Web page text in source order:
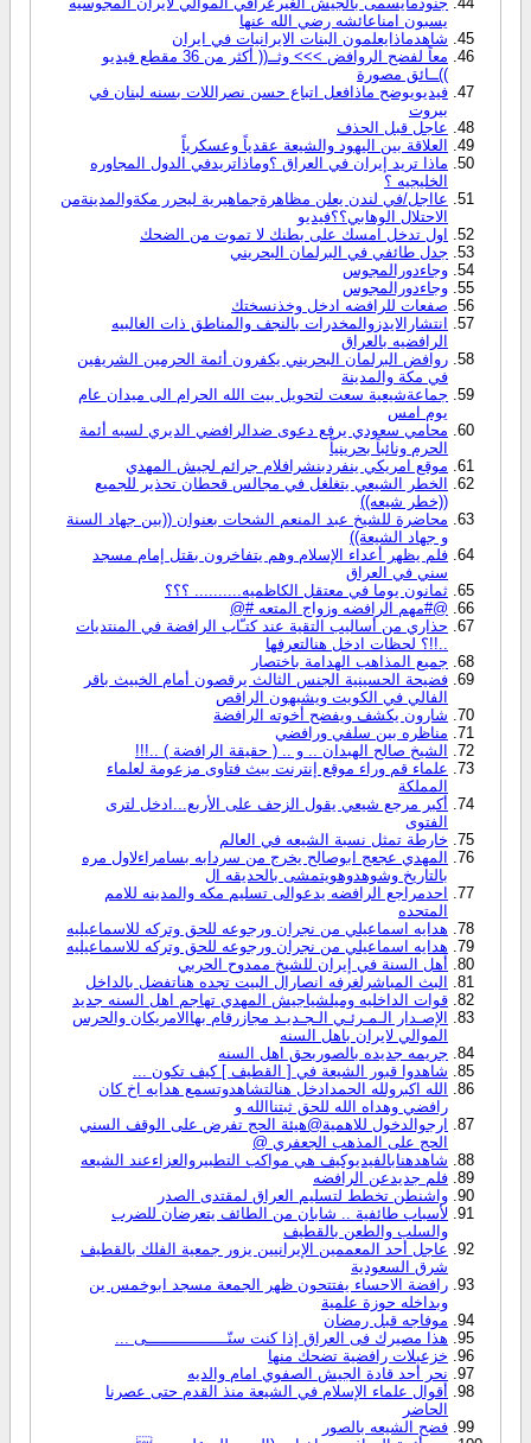
يسبون امناعائشه رضي الله عنها
شاهدماذايعلمون البنات الايرانيات في ايران
معاً لفضح الروافض >>> وثــ(( أكثر من 36 مقطع فيديو
))ــائق مصورة
فيديويوضح ماذافعل اتباع حسن نصراللات بسنه لبنان في
بيروت
عاجل قبل الحذف
العلاقة بين اليهود والشيعة عقدياً وعسكرياً
ماذا تريد إيران في العراق ؟وماذاتريدفي الدول المجاوره
الخليجيه ؟
عااجل/في لندن يعلن مظاهرةجماهيرية ليحرر مكةوالمدينةمن
الاحتلال الوهابي؟؟فيديو
اول تدخل امسك على بطنك لا تموت من الضحك
جدل طائفي في البرلمان البحريني
وجاءدورالمجوس
وجاءدورالمجوس
صفعات للرافضه ادخل وخذنسختك
انتشارالايدزوالمخدرات بالنجف والمناطق ذات الغالبيه
الرافضيه بالعراق
روافض البرلمان البحريني يكفرون أئمة الحرمين الشريفين
في مكة والمدينة
جماعةشيعية سعت لتحويل بيت الله الحرام الى ميدان عام
يوم امس
محامي سعودي يرفع دعوى ضدالرافضي الديري لسبه أئمة
الحرم ونائباً بحرينياً
موقع امريكي ينفردبنشرافلام جرائم لجيش المهدي
الخطر الشيعي يتغلغل في مجالس قحطان تحذير للجميع
((خطر شيعه))
محاضرة للشيخ عبد المنعم الشحات بعنوان ((بين جهاد السنة
و جهاد الشيعة))
فلم يظهر أعداء الإسلام وهم يتفاخرون بقتل إمام مسجد
سني في العراق
ثمانون يوما في معتقل الكاظميه.......... ؟؟؟
@#مهم الرافضه وزواج المتعه #@
حذاري من أساليب التقية عند كتـّاب الرافضة في المنتديات
..!!؟ لحظات ادخل هنالتعرفها
جميع المذاهب الهدامة باختصار
فضيحة الحسينية الجنس الثالث يرقصون أمام الخبيث باقر
الفالي في الكويت ويشبهون الراقص
شارون يكشف ويفضح أخوته الرافضة
مناظره بين سلفي ورافضي
الشيخ صالح الهبدان .. و .. ( حقيقة الرافضة ) ..!!!
علماء قم وراء موقع إنترنت يبث فتاوى مزعومة لعلماء
المملكة
أكبر مرجع شيعي يقول الزحف على الأربع...ادخل لترى
الفتوى
خارطة تمثل نسبة الشيعه في العالم
المهدي عجعج ابوصالح يخرج من سردابه بسامراءلاول مره
بالتاريخ وشوهدوهويتمشى بالحديقه ال
احدمراجع الرافضه يدعوالى تسليم مكه والمدينه للامم
المتحده
هدايه اسماعيلي من نجران ورجوعه للحق وتركه للاسماعيليه
هدايه اسماعيلي من نجران ورجوعه للحق وتركه للاسماعيليه
أهل السنة في إيران للشيخ ممدوح الحربي
البث المباشرلغرفه انصارال البيت تجده هناتفضل بالداخل
قوات الداخليه وميلشياجيش المهدي تهاجم اهل السنه جديد
الإصـدار الـمـرئـي الـجـديـد مجازرقام بهاالامريكان والحرس
الموالي لايران باهل السنه
جريمه جديده بالصوربحق اهل السنه
شاهدوا قبور الشيعة في [ القطيف ] كيف تكون ...
الله اكبرولله الحمدادخل هنالتشاهدوتسمع هدايه اخ كان
رافضي وهداه الله للحق ثبتناالله و
ارجوالدخول للاهمية@هيئة الحج تفرض على الوقف السني
الحج على المذهب الجعفري @
شاهدهنابالفيديوكيف هي مواكب التطبيروالعزاءعند الشيعه
فلم جديدعن الرافضه
واشنطن تخطط لتسليم العراق لمقتدى الصدر
لأسباب طائفية .. شابان من الطائف يتعرضان للضرب
والسلب والطعن بالقطيف
عاجل أحد المعممين الإيرانيين يزور جمعية الفلك بالقطيف
شرق السعودية
رافضة الاحساء يفتتحون ظهر الجمعة مسجد ابوخمس ين
وبداخله حوزة علمية
موفاجه قبل رمضان
هذا مصيرك فى العراق إذا كنت سنّـــــــــــــــــى ...
خزعبلات رافضية تضحك منها
نحر أحد قادة الجيش الصفوي امام والديه
أقوال علماء الإسلام في الشيعة منذ القدم حتى عصرنا
الحاضر
فضح الشيعه بالصور